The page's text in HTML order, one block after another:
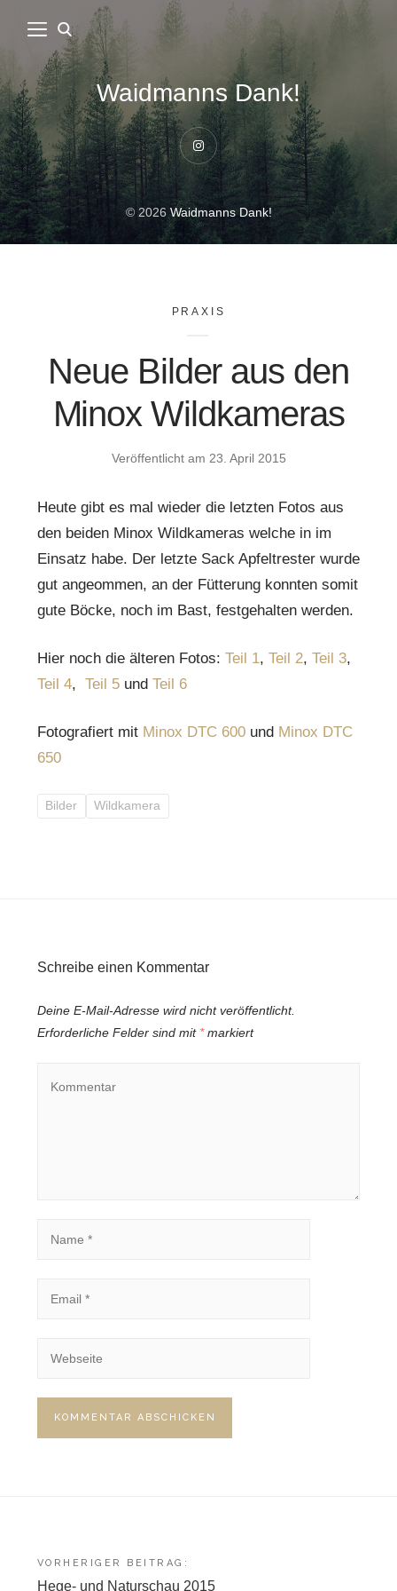
Waidmanns Dank!
Instagram
© 2026Waidmanns Dank!
PRAXIS
Neue Bilder aus den
Minox Wildkameras
Veröffentlicht am 23. April 2015
Heute gibt es mal wieder die letzten Fotos aus
den beiden Minox Wildkameras welche in im
Einsatz habe. Der letzte Sack Apfeltrester wurde
gut angeommen, an der Fütterung konnten somit
gute Böcke, noch im Bast, festgehalten werden.
Hier noch die älteren Fotos: Teil 1, Teil 2, Teil 3,
Teil 4, Teil 5 und Teil 6
Fotografiert mit Minox DTC 600 und Minox DTC
650
Bilder Wildkamera
Schreibe einen Kommentar
Deine E-Mail-Adresse wird nicht veröffentlicht.
Erforderliche Felder sind mit *markiert
Beitragsnavigation
VORHERIGER BEITRAG:
Hege- und Naturschau 2015